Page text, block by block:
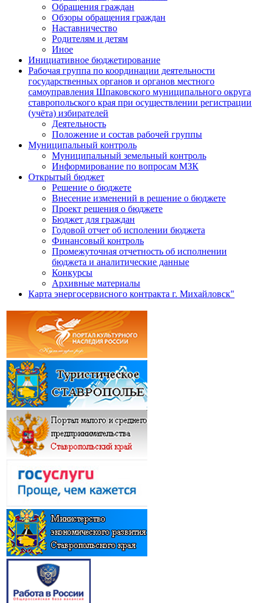
Обращения граждан
Обзоры обращения граждан
Наставничество
Родителям и детям
Иное
Инициативное бюджетирование
Рабочая группа по координации деятельности
государственных органов и органов местного
самоуправления Шпаковского муниципального округа
ставропольского края при осуществлении регистрации
(учёта) избирателей
Деятельность
Положение и состав рабочей группы
Муниципальный контроль
Муниципальный земельный контроль
Информирование по вопросам МЗК
Открытый бюджет
Решение о бюджете
Внесение изменений в решение о бюджете
Проект решения о бюджете
Бюджет для граждан
Годовой отчет об исполении бюджета
Финансовый контроль
Промежуточная отчетность об исполнении
бюджета и аналитические данные
Конкурсы
Архивные материалы
Карта энергосервисного контракта г. Михайловск"